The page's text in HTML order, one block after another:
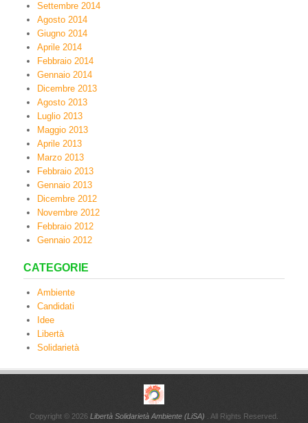
Settembre 2014
Agosto 2014
Giugno 2014
Aprile 2014
Febbraio 2014
Gennaio 2014
Dicembre 2013
Agosto 2013
Luglio 2013
Maggio 2013
Aprile 2013
Marzo 2013
Febbraio 2013
Gennaio 2013
Dicembre 2012
Novembre 2012
Febbraio 2012
Gennaio 2012
CATEGORIE
Ambiente
Candidati
Idee
Libertà
Solidarietà
Copyright © 2026 Libertà Solidarietà Ambiente (LiSA) . All Rights Reserved.